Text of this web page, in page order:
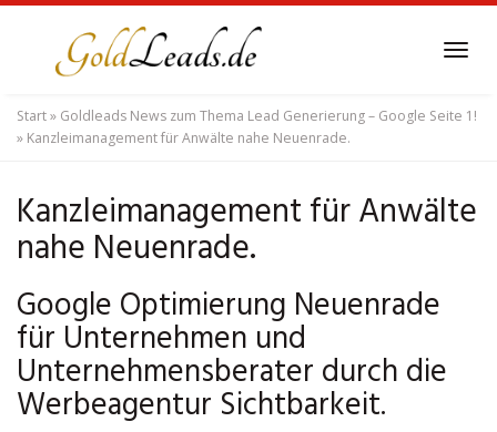
content
Start» Goldleads News zum Thema Lead Generierung – Google Seite 1!
» Kanzleimanagement für Anwälte nahe Neuenrade.
Kanzleimanagement für Anwälte
nahe Neuenrade.
Google Optimierung Neuenrade
für Unternehmen und
Unternehmensberater durch die
Werbeagentur Sichtbarkeit.